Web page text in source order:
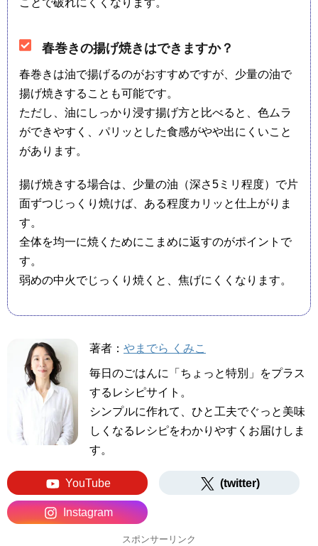
ことで破れにくくなります。
春巻きの揚げ焼きはできますか？
春巻きは油で揚げるのがおすすめですが、少量の油で
揚げ焼きすることも可能です。
ただし、油にしっかり浸す揚げ方と比べると、色ムラ
ができやすく、パリッとした食感がやや出にくいこと
があります。
揚げ焼きする場合は、少量の油（深さ5ミリ程度）で片
面ずつじっくり焼けば、ある程度カリッと仕上がりま
す。
全体を均一に焼くためにこまめに返すのがポイントで
す。
弱めの中火でじっくり焼くと、焦げにくくなります。
著者： やまでら くみこ
毎日のごはんに「ちょっと特別」をプラス
するレシピサイト。
シンプルに作れて、ひと工夫でぐっと美味
しくなるレシピをわかりやすくお届けしま
す。
YouTube (twitter)
Instagram
スポンサーリンク